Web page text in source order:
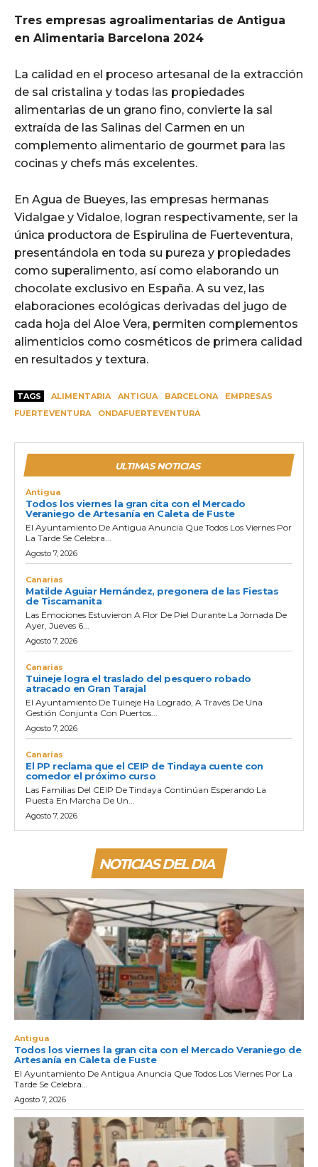
Tres empresas agroalimentarias de Antigua
en Alimentaria Barcelona 2024
La calidad en el proceso artesanal de la extracción
de sal cristalina y todas las propiedades
alimentarias de un grano fino, convierte la sal
extraída de las Salinas del Carmen en un
complemento alimentario de gourmet para las
cocinas y chefs más excelentes.
En Agua de Bueyes, las empresas hermanas
Vidalgae y Vidaloe, logran respectivamente, ser la
única productora de Espirulina de Fuerteventura,
presentándola en toda su pureza y propiedades
como superalimento, así como elaborando un
chocolate exclusivo en España. A su vez, las
elaboraciones ecológicas derivadas del jugo de
cada hoja del Aloe Vera, permiten complementos
alimenticios como cosméticos de primera calidad
en resultados y textura.
TAGS ALIMENTARIA ANTIGUA BARCELONA
EMPRESAS
FUERTEVENTURA
ONDAFUERTEVENTURA
ULTIMAS NOTICIAS
Antigua
Todos los viernes la gran cita con el Mercado
Veraniego de Artesanía en Caleta de Fuste
El Ayuntamiento De Antigua Anuncia Que Todos Los Viernes Por
La Tarde Se Celebra...
Agosto 7, 2026
Canarias
Matilde Aguiar Hernández, pregonera de las Fiestas
de Tiscamanita
Las Emociones Estuvieron A Flor De Piel Durante La Jornada De
Ayer, Jueves 6...
Agosto 7, 2026
Canarias
Tuineje logra el traslado del pesquero robado
atracado en Gran Tarajal
El Ayuntamiento De Tuineje Ha Logrado, A Través De Una
Gestión Conjunta Con Puertos...
Agosto 7, 2026
Canarias
El PP reclama que el CEIP de Tindaya cuente con
comedor el próximo curso
Las Familias Del CEIP De Tindaya Continúan Esperando La
Puesta En Marcha De Un...
Agosto 7, 2026
NOTICIAS DEL DIA
Antigua
Todos los viernes la gran cita con el Mercado Veraniego de
Artesanía en Caleta de Fuste
El Ayuntamiento De Antigua Anuncia Que Todos Los Viernes Por La
Tarde Se Celebra...
Agosto 7, 2026